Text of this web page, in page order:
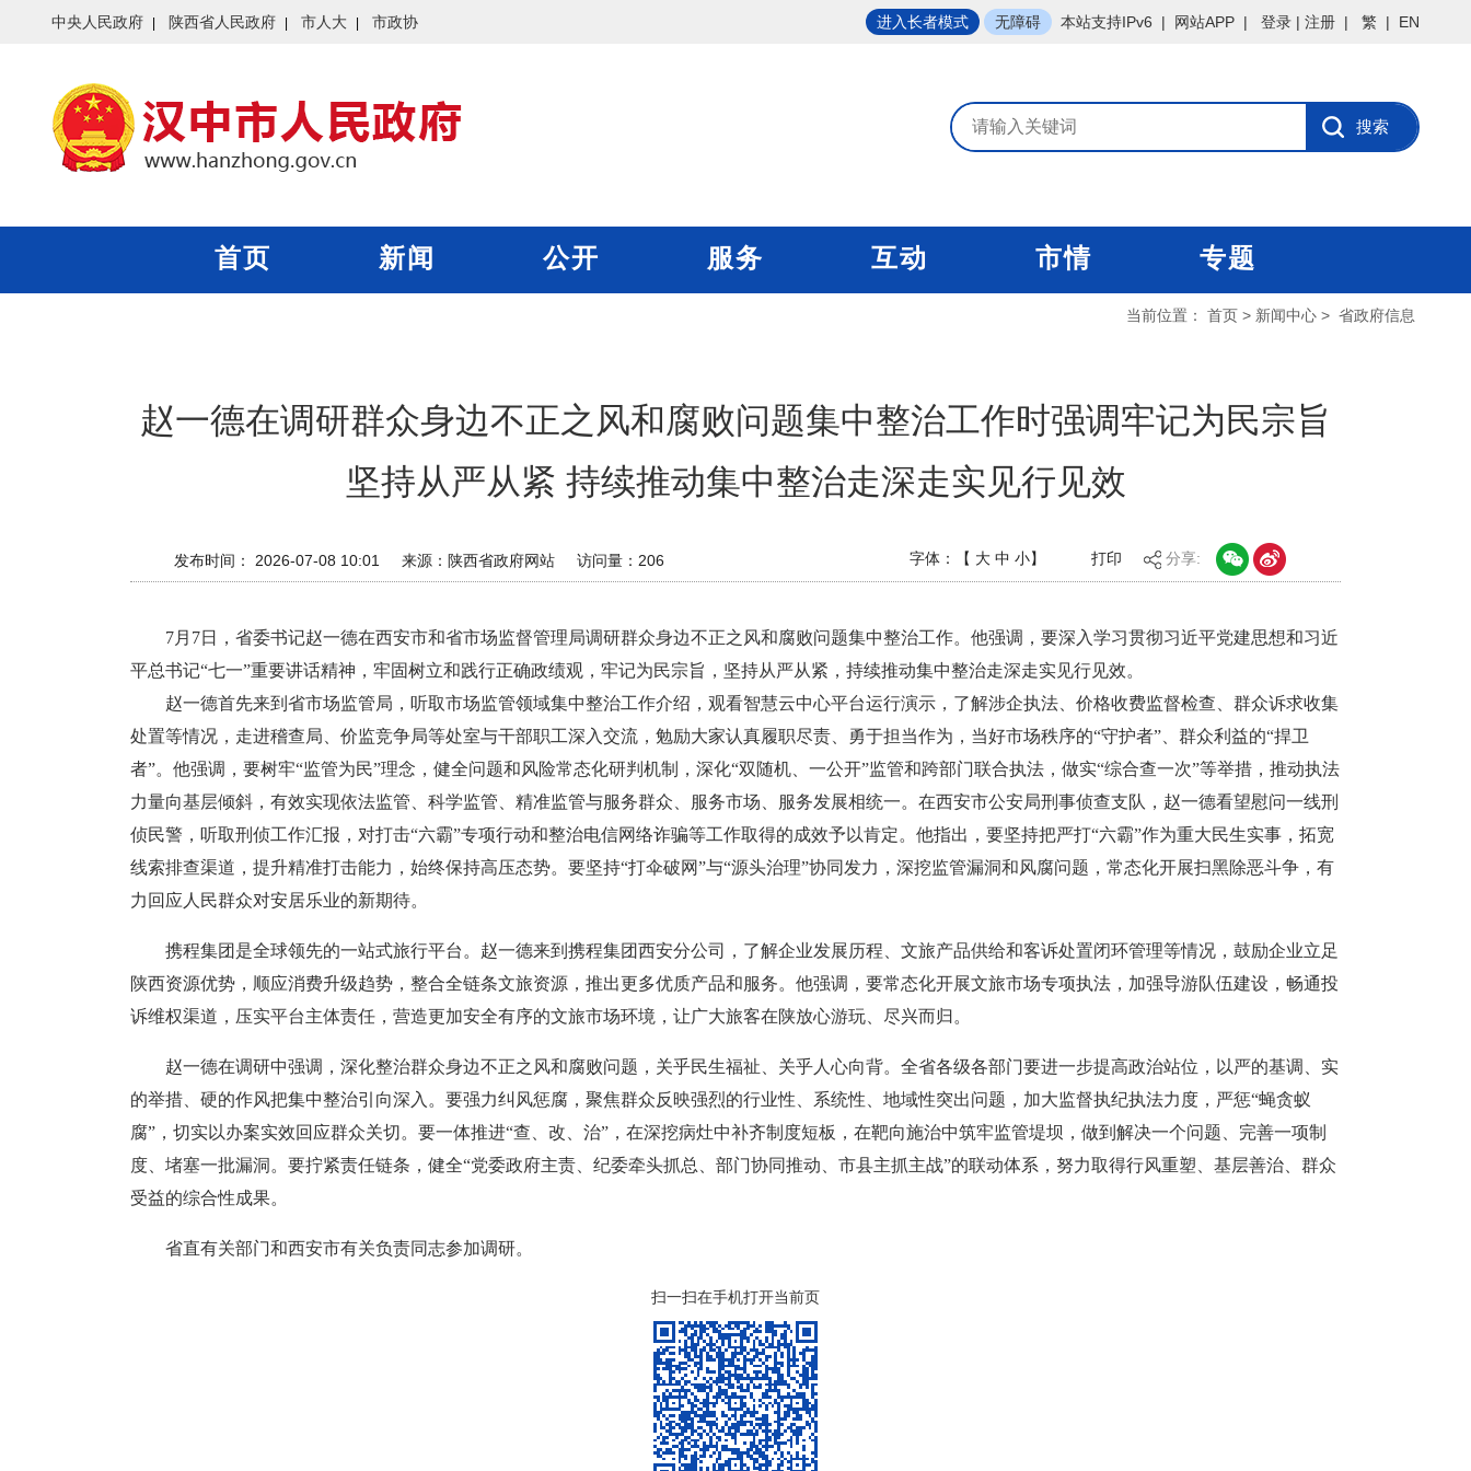
中央人民政府 陕西省人民政府 市人大 市政协 进入长者模式 无障碍 本站支持IPv6 | 网站APP | 登录 | 注册 | 繁 | EN
首页 新闻 公开 服务 互动 市情 专题
当前位置： 首页 > 新闻中心 > 省政府信息
赵一德在调研群众身边不正之风和腐败问题集中整治工作时强调牢记为民宗旨
坚持从严从紧 持续推动集中整治走深走实见行见效
发布时间： 2026-07-08 10:01 来源： 陕西省政府网站 访问量： 206 字体：【 大 中 小】 打印 分享:
7月7日，省委书记赵一德在西安市和省市场监督管理局调研群众身边不正之风和腐败问题集中整治工作。他强调，要深入学习贯彻习近平党建思想和习近
平总书记“七一”重要讲话精神，牢固树立和践行正确政绩观，牢记为民宗旨，坚持从严从紧，持续推动集中整治走深走实见行见效。
赵一德首先来到省市场监管局，听取市场监管领域集中整治工作介绍，观看智慧云中心平台运行演示，了解涉企执法、价格收费监督检查、群众诉求收集
处置等情况，走进稽查局、价监竞争局等处室与干部职工深入交流，勉励大家认真履职尽责、勇于担当作为，当好市场秩序的“守护者”、群众利益的“捍卫
者”。他强调，要树牢“监管为民”理念，健全问题和风险常态化研判机制，深化“双随机、一公开”监管和跨部门联合执法，做实“综合查一次”等举措，推动执法
力量向基层倾斜，有效实现依法监管、科学监管、精准监管与服务群众、服务市场、服务发展相统一。在西安市公安局刑事侦查支队，赵一德看望慰问一线刑
侦民警，听取刑侦工作汇报，对打击“六霸”专项行动和整治电信网络诈骗等工作取得的成效予以肯定。他指出，要坚持把严打“六霸”作为重大民生实事，拓宽
线索排查渠道，提升精准打击能力，始终保持高压态势。要坚持“打伞破网”与“源头治理”协同发力，深挖监管漏洞和风腐问题，常态化开展扫黑除恶斗争，有
力回应人民群众对安居乐业的新期待。
携程集团是全球领先的一站式旅行平台。赵一德来到携程集团西安分公司，了解企业发展历程、文旅产品供给和客诉处置闭环管理等情况，鼓励企业立足
陕西资源优势，顺应消费升级趋势，整合全链条文旅资源，推出更多优质产品和服务。他强调，要常态化开展文旅市场专项执法，加强导游队伍建设，畅通投
诉维权渠道，压实平台主体责任，营造更加安全有序的文旅市场环境，让广大旅客在陕放心游玩、尽兴而归。
赵一德在调研中强调，深化整治群众身边不正之风和腐败问题，关乎民生福祉、关乎人心向背。全省各级各部门要进一步提高政治站位，以严的基调、实
的举措、硬的作风把集中整治引向深入。要强力纠风惩腐，聚焦群众反映强烈的行业性、系统性、地域性突出问题，加大监督执纪执法力度，严惩“蝇贪蚁
腐”，切实以办案实效回应群众关切。要一体推进“查、改、治”，在深挖病灶中补齐制度短板，在靶向施治中筑牢监管堤坝，做到解决一个问题、完善一项制
度、堵塞一批漏洞。要拧紧责任链条，健全“党委政府主责、纪委牵头抓总、部门协同推动、市县主抓主战”的联动体系，努力取得行风重塑、基层善治、群众
受益的综合性成果。
省直有关部门和西安市有关负责同志参加调研。
扫一扫在手机打开当前页